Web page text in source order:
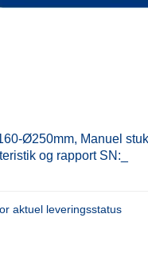
Ø250mm, Manuel
og rapport SN:_
aktuel leveringsstatus